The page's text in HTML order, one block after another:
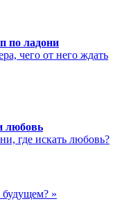
по ладони
чего от него ждать
любовь
где искать любовь?
будущем? »